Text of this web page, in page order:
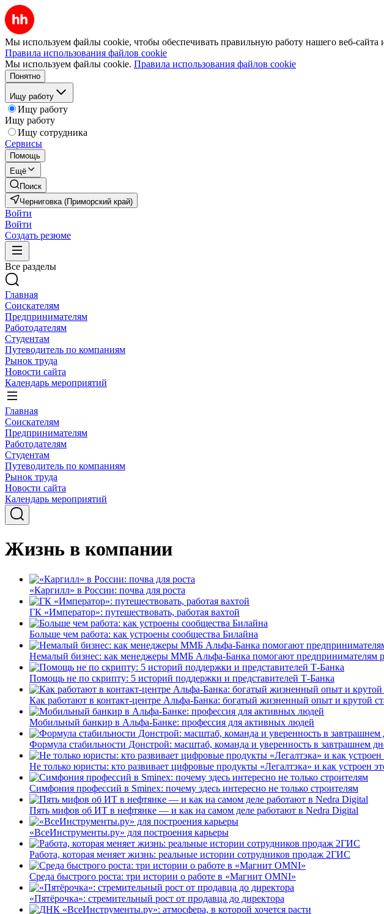
Мы используем файлы cookie, чтобы обеспечивать правильную работу нашего веб-сайта
Правила использования файлов cookie
Мы используем файлы cookie. Правила использования файлов cookie
Понятно
Ищу работу
Ищу работу
Ищу работу
Ищу сотрудника
Сервисы
Помощь
Ещё
Поиск
Черниговка (Приморский край)
Войти
Войти
Создать резюме
Все разделы
Главная
Соискателям
Предпринимателям
Работодателям
Студентам
Путеводитель по компаниям
Рынок труда
Новости сайта
Календарь мероприятий
Главная
Соискателям
Предпринимателям
Работодателям
Студентам
Путеводитель по компаниям
Рынок труда
Новости сайта
Календарь мероприятий
Жизнь в компании
«Каргилл» в России: почва для роста
ГК «Император»: путешествовать, работая вахтой
Больше чем работа: как устроены сообщества Билайна
Немалый бизнес: как менеджеры ММБ Альфа-Банка помогают предпринимателям
Помощь не по скрипту: 5 историй поддержки и представителей Т-Банка
Как работают в контакт-центре Альфа-Банка: богатый жизненный опыт и крутой
Мобильный банкир в Альфа-Банке: профессия для активных людей
Формула стабильности Донстрой: масштаб, команда и уверенность в завтрашнем
Не только юристы: кто развивает цифровые продукты «Легалтэка» и как устроен
Симфония профессий в Sminex: почему здесь интересно не только строителям
Пять мифов об ИТ в нефтянке — и как на самом деле работают в Nedra Digital
«ВсеИнструменты.ру» для построения карьеры
Работа, которая меняет жизнь: реальные истории сотрудников продаж 2ГИС
Среда быстрого роста: три истории о работе в «Магнит OMNI»
«Пятёрочка»: стремительный рост от продавца до директора